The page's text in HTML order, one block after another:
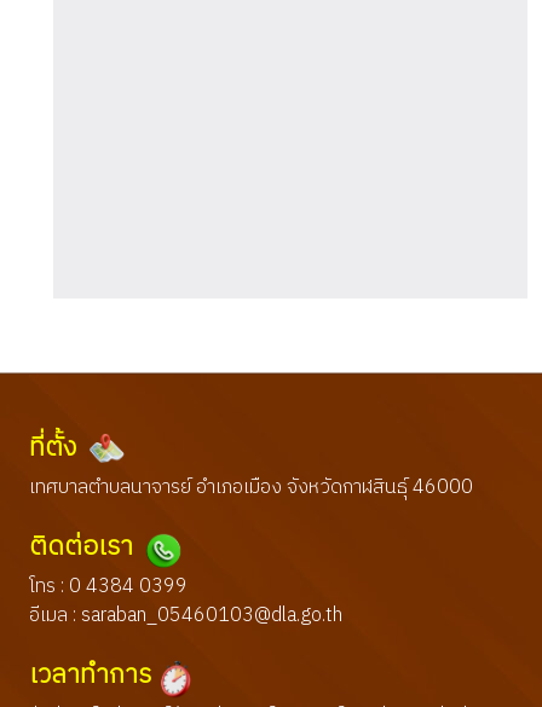
ที่ตั้ง
เทศบาลตำบลนาจารย์ อำเภอเมือง จังหวัดกาฬสินธุ์ 46000
ติดต่อเรา
โทร : 0 4384 0399
อีเมล : saraban_05460103@dla.go.th
เวลาทำการ